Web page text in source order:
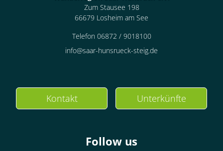
Zum Stausee 198
66679 Losheim am See
Telefon 06872 / 9018100
info@saar-hunsrueck-steig.de
Kontakt Unterkünfte
Follow us